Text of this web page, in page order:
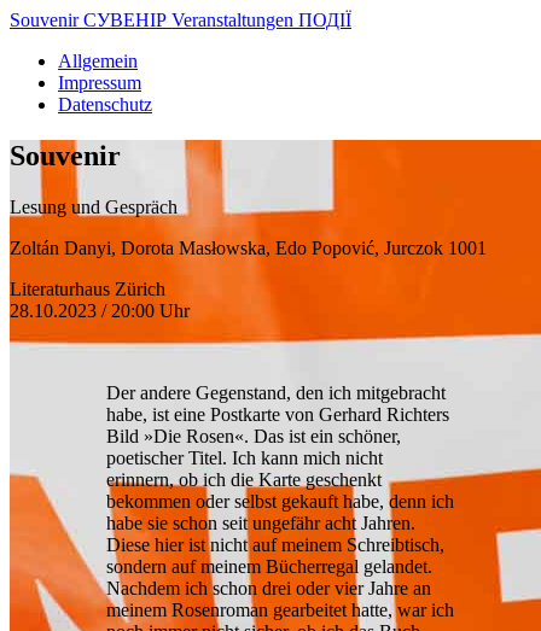
Souvenir СУВЕНІР Veranstaltungen ПОДІЇ
Allgemein
Impressum
Datenschutz
Souvenir
Lesung und Gespräch
Zoltán Danyi, Dorota Masłowska, Edo Popović, Jurczok 1001
Literaturhaus Zürich
28.10.2023 / 20:00 Uhr
Der andere Gegenstand, den ich mitgebracht
habe, ist eine Postkarte von Gerhard Richters
Bild »Die Rosen«. Das ist ein schöner,
poetischer Titel. Ich kann mich nicht
erinnern, ob ich die Karte geschenkt
bekommen oder selbst gekauft habe, denn ich
habe sie schon seit ungefähr acht Jahren.
Diese hier ist nicht auf meinem Schreibtisch,
sondern auf meinem Bücherregal gelandet.
Nachdem ich schon drei oder vier Jahre an
meinem Rosenroman gearbeitet hatte, war ich